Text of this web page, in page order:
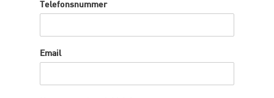
Telefonsnummer
Email